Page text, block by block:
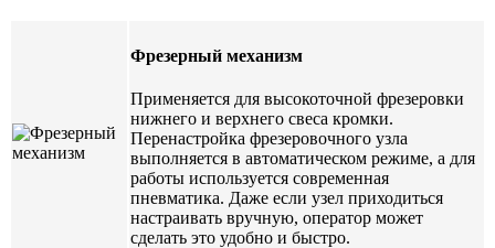
Фрезерный механизм
Применяется для высокоточной фрезеровки
нижнего и верхнего свеса кромки.
Перенастройка фрезеровочного узла
выполняется в автоматическом режиме, а для
работы используется современная
пневматика. Даже если узел приходиться
настраивать вручную, оператор может
сделать это удобно и быстро.